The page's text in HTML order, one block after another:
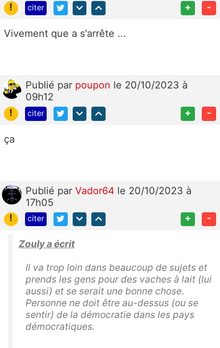
!
citer + -
Vivement que a s'arrête ...
Publié par poupon le 20/10/2023 à
09h12
!
citer + -
ça
Publié par Vador64 le 20/10/2023 à
17h05
!
citer + -
Zouly a écrit
Il va trop loin dans beaucoup de sujets et
prends les gens pour des vaches à lait (lui
aussi) et se serait une bonne chose.
Personne ne doit être au-dessus (ou se
sentir) de la démocratie dans les pays
démocratiques.